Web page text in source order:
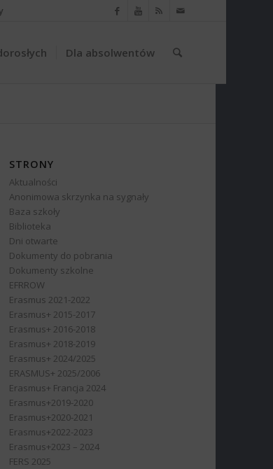
Dla absolwentów
STRONY
Aktualności
Anonimowa skrzynka na sygnały
Baza szkoły
Biblioteka
Dni otwarte
Dokumenty do pobrania
Dokumenty szkolne
EFRROW
Erasmus 2021-2022
Erasmus+ 2015-2017
Erasmus+ 2016-2018
Erasmus+ 2018-2019
Erasmus+ 2024/2025
ERASMUS+ 2025/2006
Erasmus+ Francja 2024
Erasmus+2019-2020
Erasmus+2020-2021
Erasmus+2022-2023
Erasmus+2023 – 2024
FERS 2025